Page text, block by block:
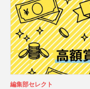
編集部セレクト